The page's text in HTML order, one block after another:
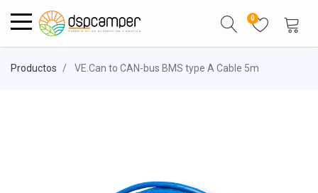
0
Productos VE.Can to CAN-bus BMS type A Cable 5m